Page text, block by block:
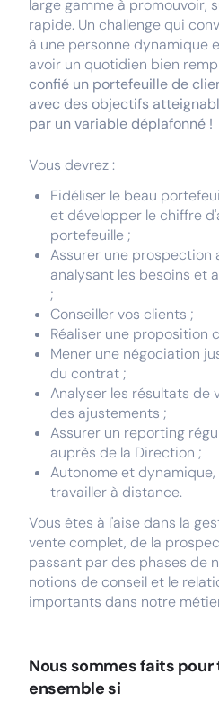
large gamme à promouvoir,
rapide. Un challenge qui
à une personne dynamique
avoir un quotidien bien
confié un portefeuille de
avec des objectifs
par un variable déplafonné !
Vous devrez :
Fidéliser le beau
et développer le chiffre
portefeuille ;
Assurer une prospection
analysant les besoins et
;
Conseiller vos clients ;
Réaliser une proposition
Mener une négociation
du contrat ;
Analyser les résultats de
des ajustements ;
Assurer un reporting
auprès de la Direction ;
Autonome et dynamique,
travailler à distance.
Vous êtes à l'aise dans la
vente complet, de la
passant par des phases de
notions de conseil et le
importants dans notre
Nous sommes faits pour
ensemble si